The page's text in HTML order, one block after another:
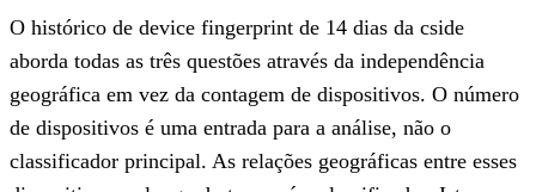
O histórico de device fingerprint de 14 dias da cside
aborda todas as três questões através da independência
geográfica em vez da contagem de dispositivos. O número
de dispositivos é uma entrada para a análise, não o
classificador principal. As relações geográficas entre esses